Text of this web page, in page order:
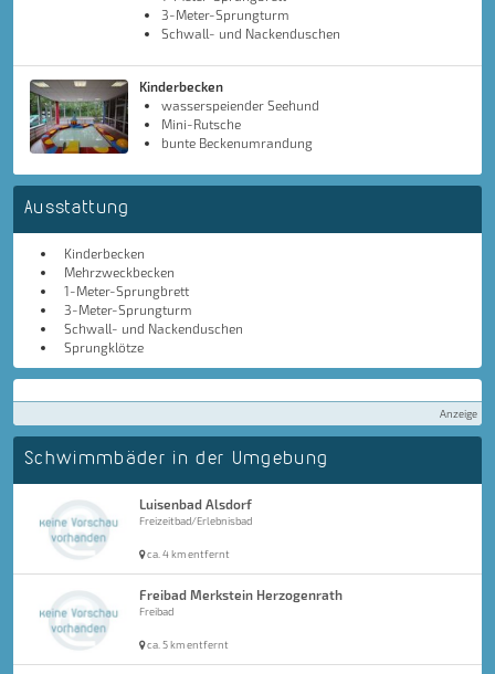
3-Meter-Sprungturm
Schwall- und Nackenduschen
Kinderbecken
wasserspeiender Seehund
Mini-Rutsche
bunte Beckenumrandung
Ausstattung
Kinderbecken
Mehrzweckbecken
1-Meter-Sprungbrett
3-Meter-Sprungturm
Schwall- und Nackenduschen
Sprungklötze
Anzeige
Schwimmbäder in der Umgebung
Luisenbad Alsdorf
Freizeitbad/Erlebnisbad
ca. 4 km entfernt
Freibad Merkstein Herzogenrath
Freibad
ca. 5 km entfernt